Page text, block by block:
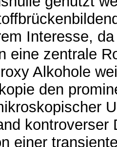
Interesse,
eine zentrale
Alkohole
den
einer